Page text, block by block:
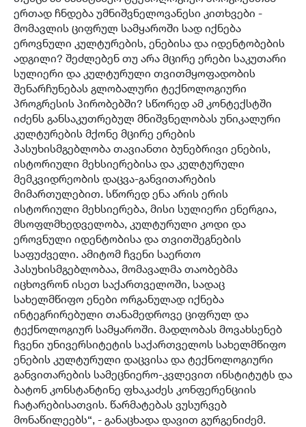
ერთად ჩნდება უმნიშვნელოვანესი კითხვები -
მომავლის ციფრულ სამყაროში სად იქნება
ეროვნული კულტურების, ენებისა და იდენტობების
ადგილი? შეძლებენ თუ არა მცირე ერები საკუთარი
სულიერი და კულტურული თვითმყოფადობის
შენარჩუნებას გლობალური ტექნოლოგიური
პროგრესის პირობებში? სწორედ ამ კონტექსტში
იძენს განსაკუთრებულ მნიშვნელობას უნიკალური
კულტურების მქონე მცირე ერების
პასუხისმგებლობა თავიანთი ბუნებრივი ენების,
ისტორიული მეხსიერებისა და კულტურული
მემკვიდრეობის დაცვა-განვითარების
მიმართულებით. სწორედ ენა არის ერის
ისტორიული მეხსიერება, მისი სულიერი ენერგია,
მსოფლმხედველობა, კულტურული კოდი და
ეროვნული იდენტობისა და თვითშეგნების
საფუძველი. ამიტომ ჩვენი საერთო
პასუხისმგებლობაა, მომავალმა თაობებმა
იცხოვრონ ისეთ საქართველოში, სადაც
სახელმწიფო ენები ორგანულად იქნება
ინტეგრირებული თანამედროვე ციფრულ და
ტექნოლოგიურ სამყაროში. მადლობას მოვახსენებ
ჩვენი უნივერსიტეტის საქართველოს სახელმწიფო
ენების კულტურული დაცვისა და ტექნოლოგიური
განვითარების სამეცნიერო-კვლევით ინსტიტუტს და
ბატონ კონსტანტინე ფხაკაძეს კონფერენციის
ჩატარებისათვის. წარმატებას ვუსურვებ
მონაწილეებს“, - განაცხადა დავით გურგენიძემ.